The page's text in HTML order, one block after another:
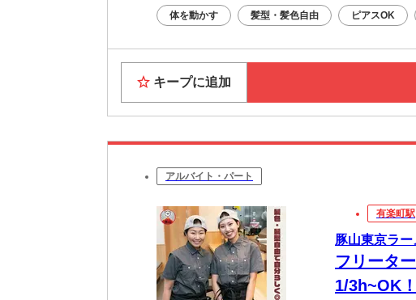
体を動かす 髪型・髪色自由 ピアスOK
キープに追加
アルバイト・パート
有楽町駅
豚山東京ラ
フリータ
1/3h~OK